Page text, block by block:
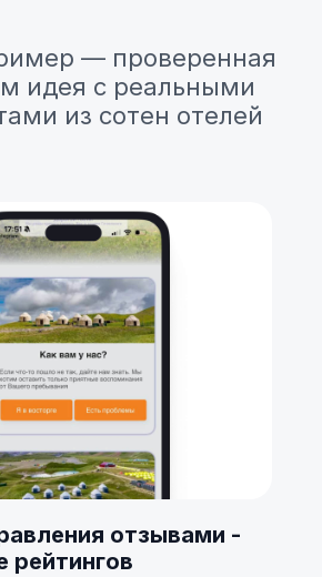
— проверенная
идея с реальными
из сотен отелей
отзывами -
рейтингов